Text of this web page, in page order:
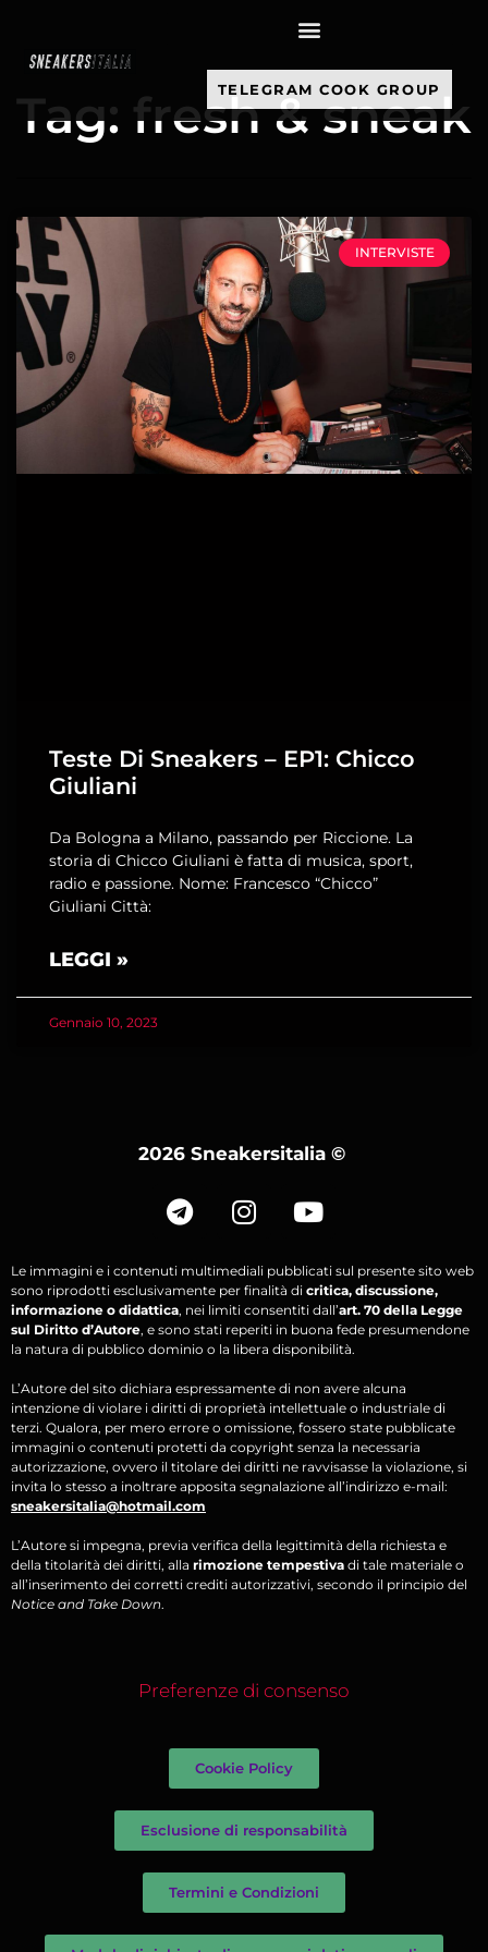
TELEGRAM COOK GROUP
Tag: fresh & sneak
INTERVISTE
Teste Di Sneakers – EP1: Chicco
Giuliani
Da Bologna a Milano, passando per Riccione. La
storia di Chicco Giuliani è fatta di musica, sport,
radio e passione. Nome: Francesco “Chicco”
Giuliani Città:
LEGGI »
Gennaio 10, 2023
2026 Sneakersitalia ©
Le immagini e i contenuti multimediali pubblicati sul presente sito web
sono riprodotti esclusivamente per finalità di critica, discussione,
informazione o didattica, nei limiti consentiti dall’art. 70 della Legge
sul Diritto d’Autore, e sono stati reperiti in buona fede presumendone
la natura di pubblico dominio o la libera disponibilità.
L’Autore del sito dichiara espressamente di non avere alcuna
intenzione di violare i diritti di proprietà intellettuale o industriale di
terzi. Qualora, per mero errore o omissione, fossero state pubblicate
immagini o contenuti protetti da copyright senza la necessaria
autorizzazione, ovvero il titolare dei diritti ne ravvisasse la violazione, si
invita lo stesso a inoltrare apposita segnalazione all’indirizzo e-mail:
sneakersitalia@hotmail.com
L’Autore si impegna, previa verifica della legittimità della richiesta e
della titolarità dei diritti, alla rimozione tempestiva di tale materiale o
all’inserimento dei corretti crediti autorizzativi, secondo il principio del
Notice and Take Down.
Preferenze di consenso
Cookie Policy
Esclusione di responsabilità
Termini e Condizioni